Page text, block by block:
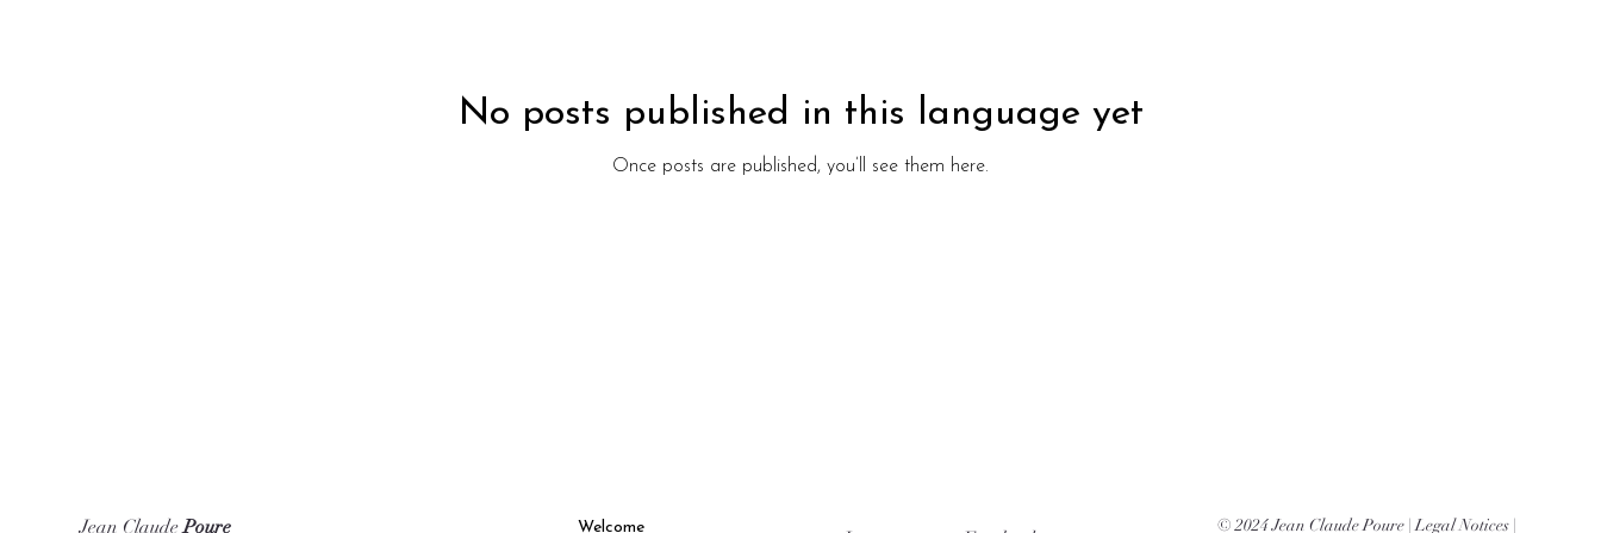
No posts published in this language yet
Once posts are published, you’ll see them here.
Jean ClaudePoure Welcome © 2024 Jean Claude Poure |Legal Notices|